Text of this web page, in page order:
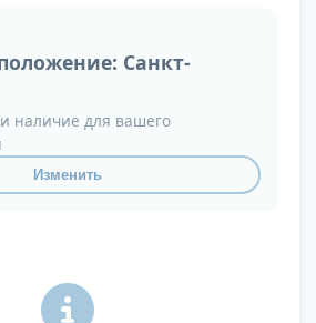
Санкт-
наличие для вашего
Изменить